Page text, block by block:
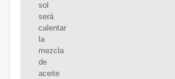
sol
será
calentar
la
mezcla
de
aceite